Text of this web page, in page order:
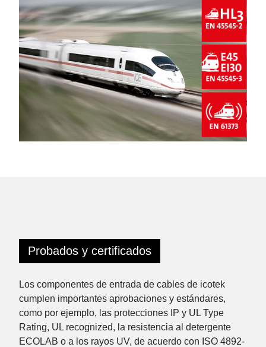
Probados y certificados
Los componentes de entrada de cables de icotek
cumplen importantes aprobaciones y estándares,
como por ejemplo, las protecciones IP y UL Type
Rating, UL recognized, la resistencia al detergente
ECOLAB o a los rayos UV, de acuerdo con ISO 4892-